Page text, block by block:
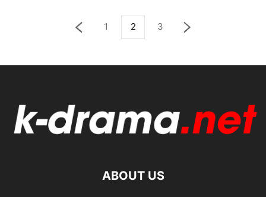
1 2 3
ABOUT US